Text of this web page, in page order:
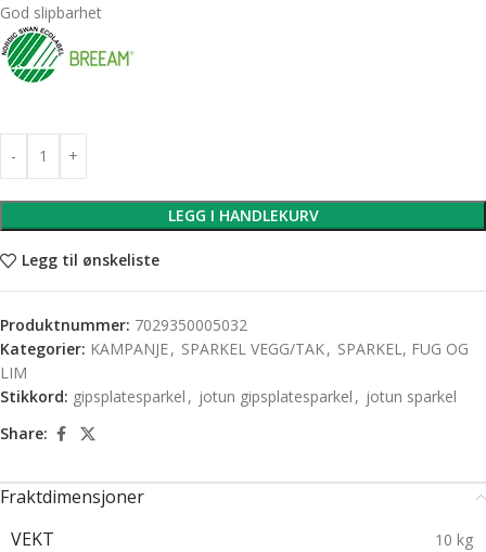
God slipbarhet
LEGG I HANDLEKURV
Legg til ønskeliste
Produktnummer: 7029350005032
Kategorier: KAMPANJE, SPARKEL VEGG/TAK, SPARKEL, FUG OG
LIM
Stikkord: gipsplatesparkel , jotun gipsplatesparkel , jotun sparkel
Share:
Fraktdimensjoner
VEKT
10 kg